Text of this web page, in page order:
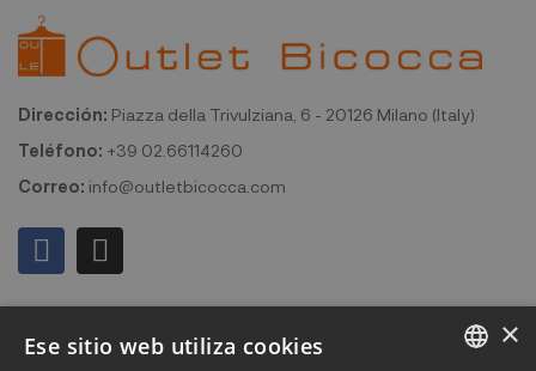
Dirección: Piazza della Trivulziana, 6 - 20126 Milano (Italy)
Teléfono: +39 02.66114260
Correo: info@outletbicocca.com
×
Ese sitio web utiliza cookies